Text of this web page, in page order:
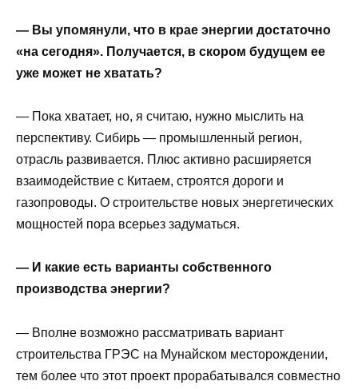
— Вы упомянули, что в крае энергии достаточно
«на сегодня». Получается, в скором будущем ее
уже может не хватать?
— Пока хватает, но, я считаю, нужно мыслить на
перспективу. Сибирь — промышленный регион,
отрасль развивается. Плюс активно расширяется
взаимодействие с Китаем, строятся дороги и
газопроводы. О строительстве новых энергетических
мощностей пора всерьез задуматься.
— И какие есть варианты собственного
производства энергии?
— Вполне возможно рассматривать вариант
строительства ГРЭС на Мунайском месторождении,
тем более что этот проект прорабатывался совместно